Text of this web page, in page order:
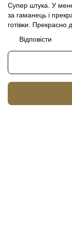
Супер штука. У
за гаманець і
готівки. Прекрасно
Відповісти